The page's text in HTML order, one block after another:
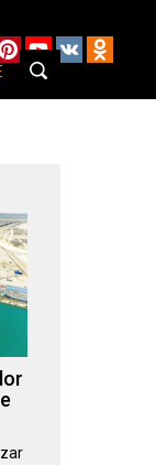
PinterestYouTube
VK